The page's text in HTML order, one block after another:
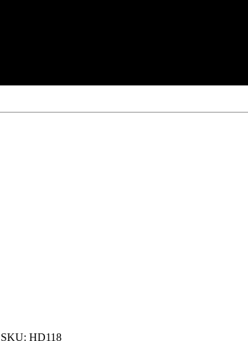
SKU: HD118